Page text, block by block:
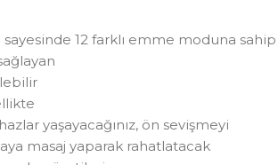
12 farklı emme moduna sahip
yaşayacağınız, ön sevişmeyi
masaj yaparak rahatlatacak